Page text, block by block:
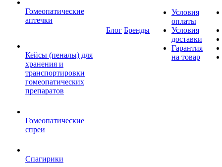
Гомеопатические
аптечки
Кейсы (пеналы) для
хранения и
транспортировки
гомеопатических
препаратов
Гомеопатические
спреи
Спагирики
Блог Бренды
Условия
оплаты
Условия
доставки
Гарантия
на товар